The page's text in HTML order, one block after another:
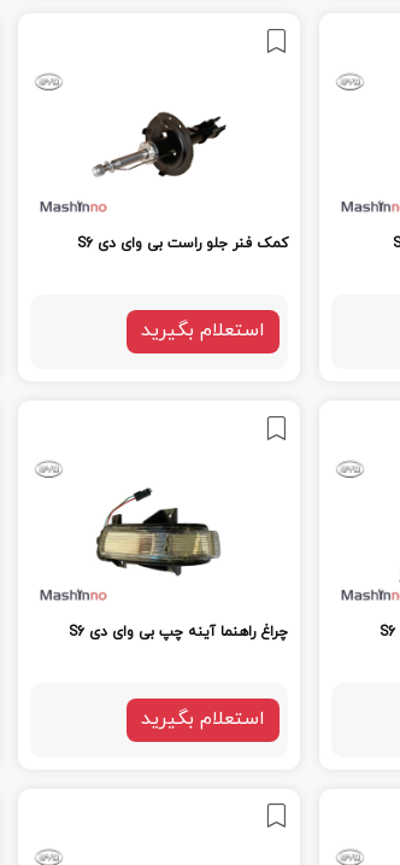
کمک فنر جلو راست بی وای دی S6
استعلام بگیرید
چراغ راهنما آینه چپ بی وای دی S6
استعلام بگیرید